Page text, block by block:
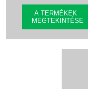
A TERMÉKEK
MEGTEKINTÉSE